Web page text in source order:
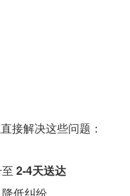
接解决这些问题：
2-4天送达